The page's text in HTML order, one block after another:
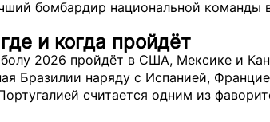
бомбардир национальной команды
и когда пройдёт
2026 пройдёт в США, Мексике и
Бразилии наряду с Испанией,
считается одним из